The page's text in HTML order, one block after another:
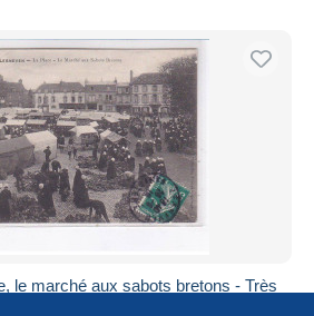
le marché aux sabots bretons - Très